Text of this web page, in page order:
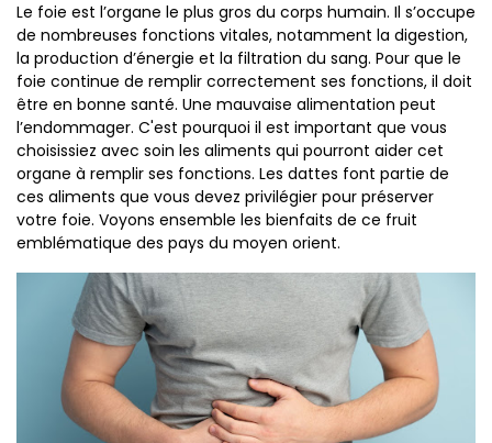
Le foie est l’organe le plus gros du corps humain. Il s’occupe
de nombreuses fonctions vitales, notamment la digestion,
la production d’énergie et la filtration du sang. Pour que le
foie continue de remplir correctement ses fonctions, il doit
être en bonne santé. Une mauvaise alimentation peut
l’endommager. C'est pourquoi il est important que vous
choisissiez avec soin les aliments qui pourront aider cet
organe à remplir ses fonctions. Les dattes font partie de
ces aliments que vous devez privilégier pour préserver
votre foie. Voyons ensemble les bienfaits de ce fruit
emblématique des pays du moyen orient.